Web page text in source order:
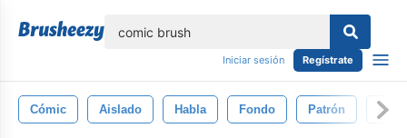
Iniciar sesión Regístrate
Cómic Aislado Habla Fondo Patrón Nube